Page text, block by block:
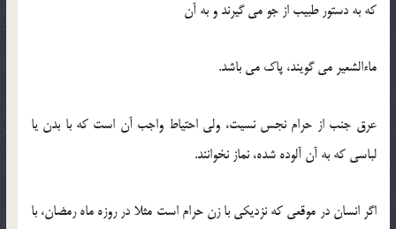
که به دستور طبیب از جو می گیرند و به آن
ماءالشعیر می گویند، پاک می باشد.
عرق جنب از حرام نجس نسیت، ولی احتیاط واجب آن است که با بدن یا
لباسی که به آن آلوده شده، نماز نخوانند.
اگر انسان در موقعی که نزدیکی با زن حرام است مثلا در روزه ماه رمضان، با